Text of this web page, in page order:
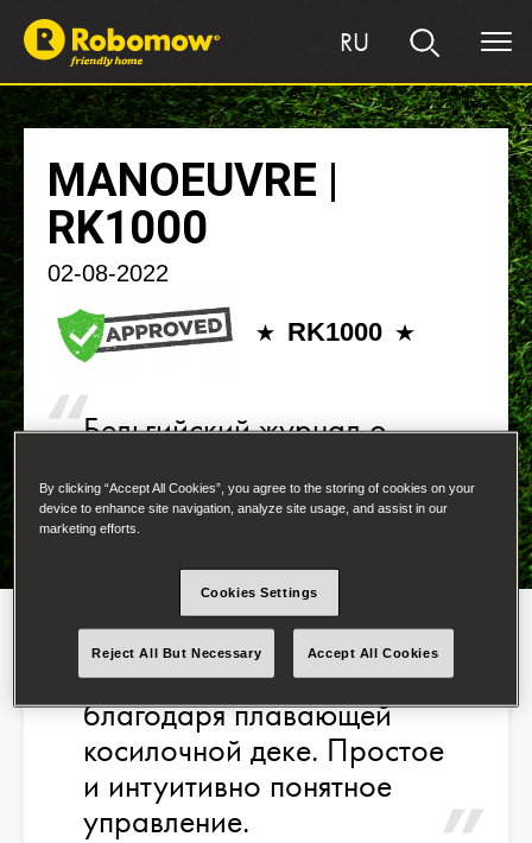
RU
MANOEUVRE |
RK1000
02-08-2022
RK1000
Бельгийский журнал о
протестировал RK1000, и
их заключение очень
положительное:
Неприхотливость в
обслуживании. Отличная
траектория кошения
благодаря плавающей
косилочной деке. Простое
и интуитивно понятное
управление.
By clicking “Accept All Cookies”, you agree to the storing of cookies on your
device to enhance site navigation, analyze site usage, and assist in our
marketing efforts.
Cookies Settings
Reject All But Necessary Accept All Cookies